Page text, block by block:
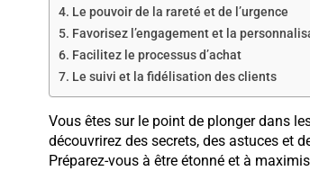
Le pouvoir de la rareté et de l’urgence
Favorisez l’engagement et la
Facilitez le processus d’achat
Le suivi et la fidélisation des clients
Vous êtes sur le point de plonger dans
découvrirez des secrets, des astuces et
Préparez-vous à être étonné et à